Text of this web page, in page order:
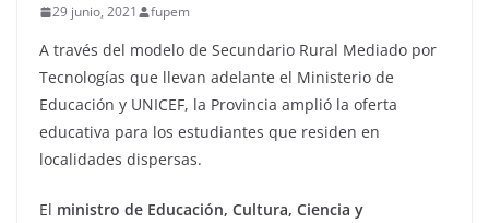
29 junio, 2021 fupem
A través del modelo de Secundario Rural Mediado por
Tecnologías que llevan adelante el Ministerio de
Educación y UNICEF, la Provincia amplió la oferta
educativa para los estudiantes que residen en
localidades dispersas.
El ministro de Educación, Cultura, Ciencia y